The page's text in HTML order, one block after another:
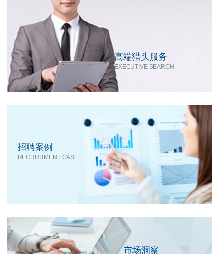
高端猎头服务
EXECUTIVE SEARCH
招聘案例
RECRUITMENT CASE
市场洞察